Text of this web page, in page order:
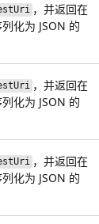
，并返回在
化为 JSON 的
，并返回在
化为 JSON 的
，并返回在
化为 JSON 的